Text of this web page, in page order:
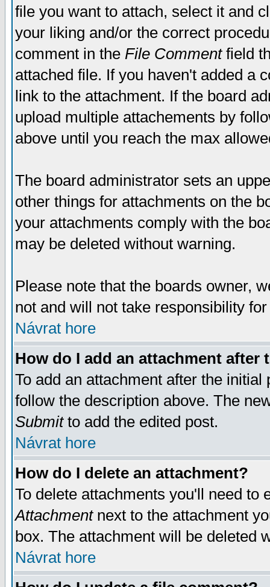
file you want to attach, select it and
your liking and/or the correct
comment in the File Commentfield
attached file. If you haven't added a
link to the attachment. If the board
upload multiple attachements by
above until you reach the max
The board administrator sets an
other things for attachments on the
your attachments comply with the
may be deleted without warning.
Please note that the boards owner,
not and will not take responsibility
Návrat hore
How do I add an attachment after
To add an attachment after the
follow the description above. The
Submitto add the edited post.
Návrat hore
How do I delete an attachment?
To delete attachments you'll need
Attachmentnext to the attachment
box. The attachment will be deleted
Návrat hore